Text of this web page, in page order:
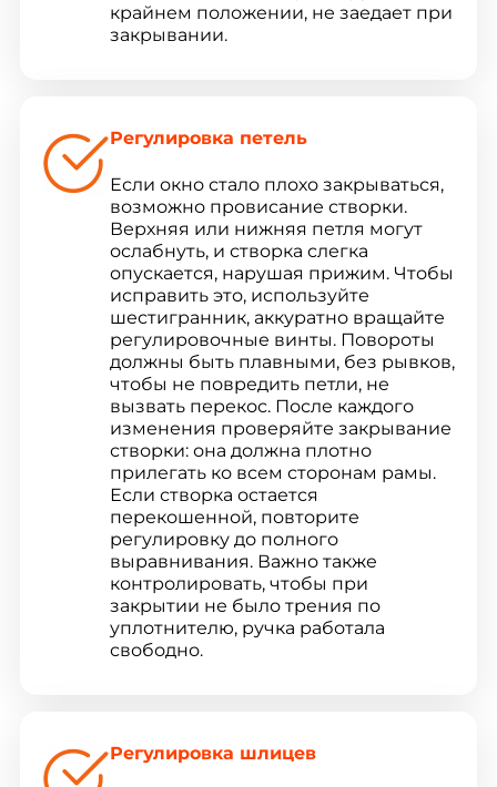
крайнем положении, не заедает при
закрывании.
Регулировка петель
Если окно стало плохо закрываться,
возможно провисание створки.
Верхняя или нижняя петля могут
ослабнуть, и створка слегка
опускается, нарушая прижим. Чтобы
исправить это, используйте
шестигранник, аккуратно вращайте
регулировочные винты. Повороты
должны быть плавными, без рывков,
чтобы не повредить петли, не
вызвать перекос. После каждого
изменения проверяйте закрывание
створки: она должна плотно
прилегать ко всем сторонам рамы.
Если створка остается
перекошенной, повторите
регулировку до полного
выравнивания. Важно также
контролировать, чтобы при
закрытии не было трения по
уплотнителю, ручка работала
свободно.
Регулировка шлицев